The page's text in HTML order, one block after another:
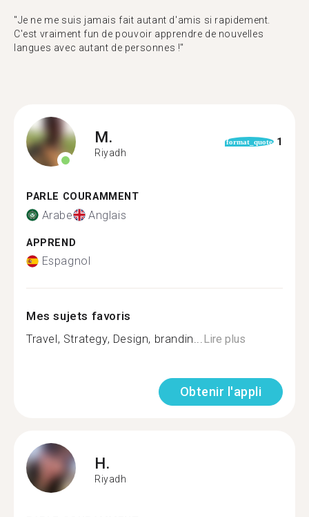
"Je ne me suis jamais fait autant d'amis si rapidement.
C'est vraiment fun de pouvoir apprendre de nouvelles
langues avec autant de personnes !"
M.
Riyadh
format_quote 1
PARLE COURAMMENT
Arabe Anglais
APPREND
Espagnol
Mes sujets favoris
Travel, Strategy, Design, brandin...Lire plus
Obtenir l'appli
H.
Riyadh